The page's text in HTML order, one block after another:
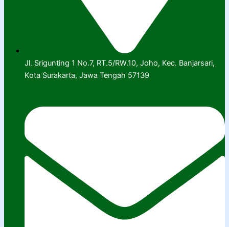
Jl. Srigunting 1 No.7, RT.5/RW.10, Joho, Kec. Banjarsari,
Kota Surakarta, Jawa Tengah 57139